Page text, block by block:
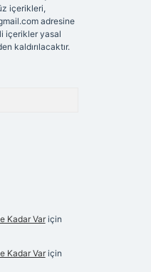
içerikleri,
adresine
içerikler yasal
kaldırılacaktır.
Kadar Variçin
Kadar Variçin